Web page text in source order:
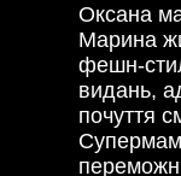
Оксана
Марина
фешн-
видань,
почуття